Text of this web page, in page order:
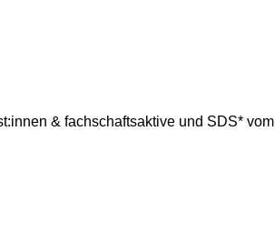
& fachschaftsaktive und SDS* vom